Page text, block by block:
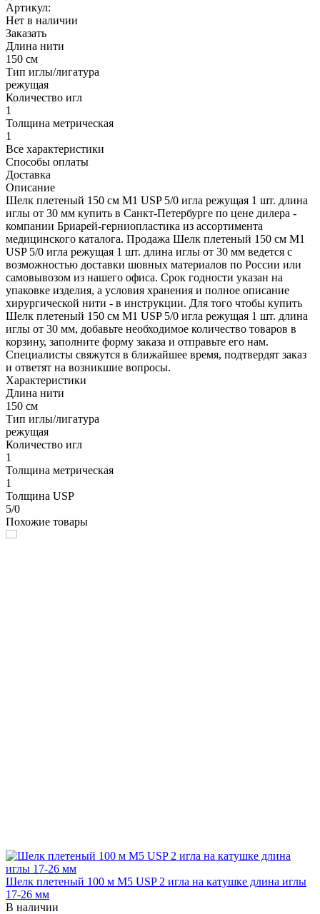
Артикул:
Нет в наличии
Заказать
Длина нити
150 см
Тип иглы/лигатура
режущая
Количество игл
1
Толщина метрическая
1
Все характеристики
Способы оплаты
Доставка
Описание
Шелк плетеный 150 см М1 USP 5/0 игла режущая 1 шт. длина
иглы от 30 мм купить в Санкт-Петербурге по цене дилера -
компании Бриарей-герниопластика из ассортимента
медицинского каталога. Продажа Шелк плетеный 150 см М1
USP 5/0 игла режущая 1 шт. длина иглы от 30 мм ведется с
возможностью доставки шовных материалов по России или
самовывозом из нашего офиса. Срок годности указан на
упаковке изделия, а условия хранения и полное описание
хирургической нити - в инструкции. Для того чтобы купить
Шелк плетеный 150 см М1 USP 5/0 игла режущая 1 шт. длина
иглы от 30 мм, добавьте необходимое количество товаров в
корзину, заполните форму заказа и отправьте его нам.
Специалисты свяжутся в ближайшее время, подтвердят заказ
и ответят на возникшие вопросы.
Характеристики
Длина нити
150 см
Тип иглы/лигатура
режущая
Количество игл
1
Толщина метрическая
1
Толщина USP
5/0
Похожие товары
Шелк плетеный 100 м М5 USP 2 игла на катушке длина иглы
17-26 мм
В наличии